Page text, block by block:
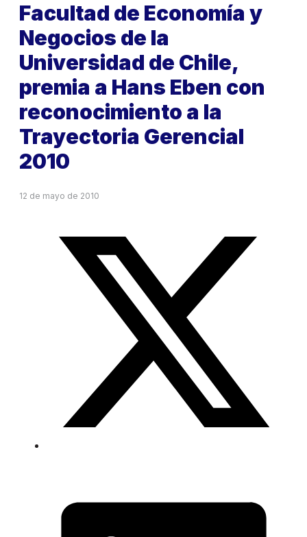
Facultad de Economía y
Negocios de la
Universidad de Chile,
premia a Hans Eben con
reconocimiento a la
Trayectoria Gerencial
2010
12 de mayo de 2010